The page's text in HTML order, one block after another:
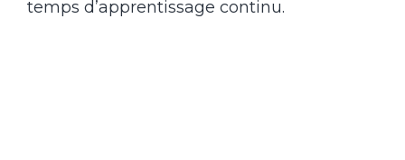
temps d’apprentissage continu.